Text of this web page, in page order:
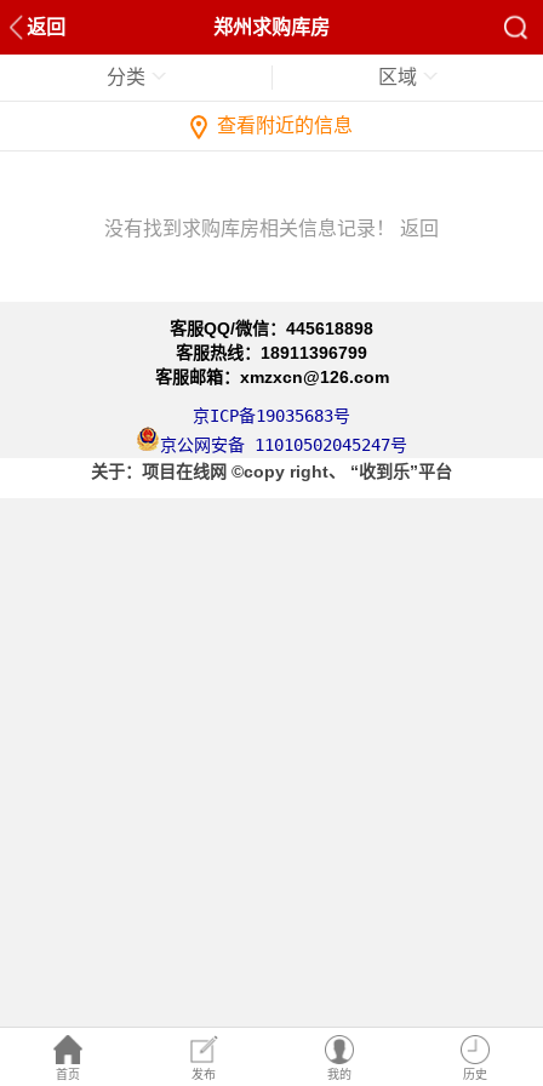
返回 郑州求购库房
首页 发布 我的 历史
分类 区域
查看附近的信息
没有找到求购库房相关信息记录！ 返回
客服QQ/微信：445618898
客服热线：18911396799
客服邮箱：xmzxcn@126.com
京ICP备19035683号
京公网安备 11010502045247号
关于：项目在线网 ©copy right、 “收到乐”平台